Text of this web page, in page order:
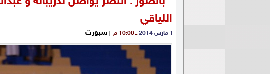
اللياقي
1 مارس 2014 ــ 10:00 م | سبورت